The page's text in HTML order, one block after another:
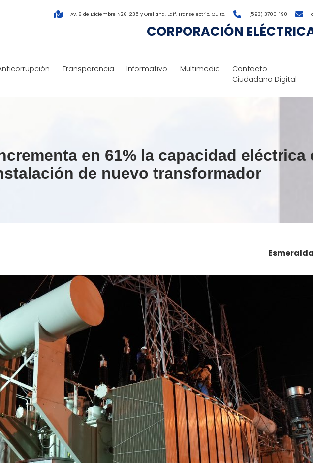
Av. 6 de Diciembre N26-235 y Orellana. Edif. Transelectric, Quito. (593) 3700-190
CORPORACIÓN
Transparencia Informativo Multimedia
Contacto
Ciudadano Digital
en 61% la capacidad eléctrica
de nuevo transformador